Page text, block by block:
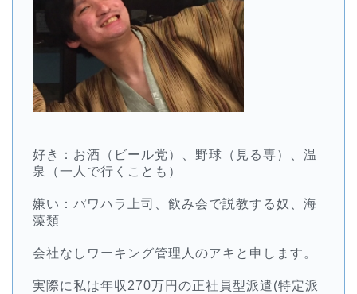
好き：お酒（ビール党）、野球（見る専）、温
泉（一人で行くことも）
嫌い：パワハラ上司、飲み会で説教する奴、海
藻類
会社なしワーキング管理人のアキと申します。
実際に私は年収270万円の正社員型派遣(特定派